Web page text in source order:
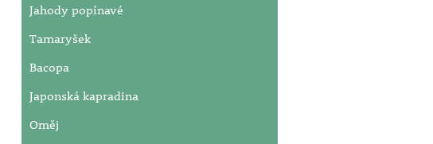
Jahody popínavé
Tamaryšek
Bacopa
Japonská kapradina
Oměj